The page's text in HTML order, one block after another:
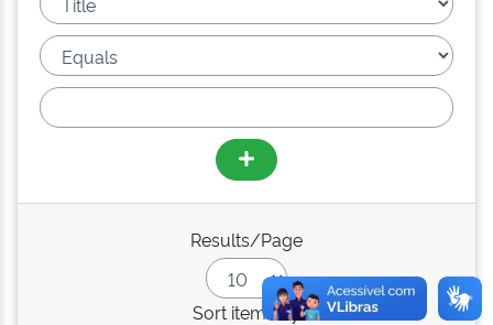
Results/Page
Sort items by